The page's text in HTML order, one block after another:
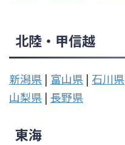
北陸・甲信越
新潟県 | 富山県 | 石川県
山梨県 | 長野県
東海